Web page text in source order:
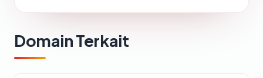
Domain Terkait